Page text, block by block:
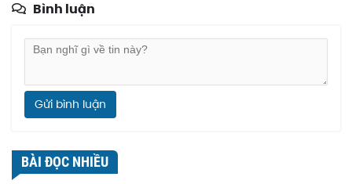
Bình luận
Gửi bình luận
BÀI ĐỌC NHIỀU